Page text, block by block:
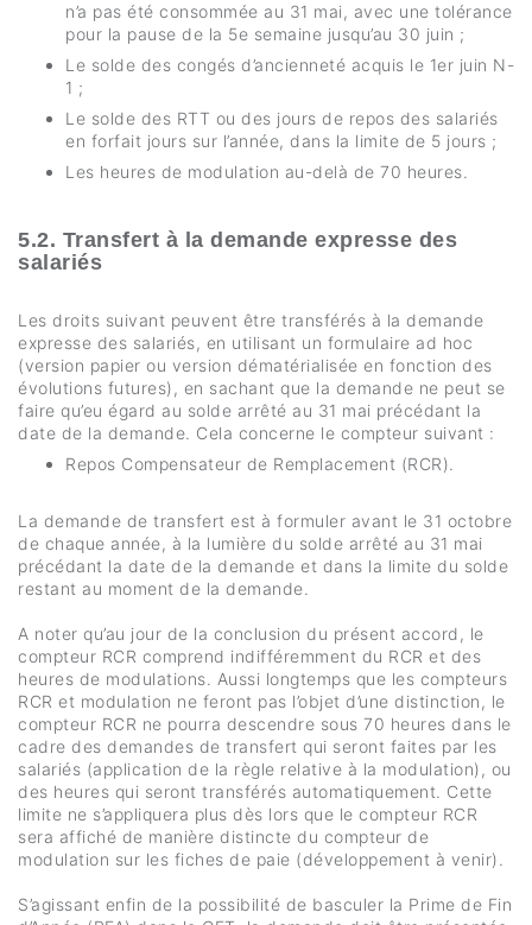
n’a pas été consommée au 31 mai, avec une tolérance
pour la pause de la 5e semaine jusqu’au 30 juin ;
Le solde des congés d’ancienneté acquis le 1er juin N-
1 ;
Le solde des RTT ou des jours de repos des salariés
en forfait jours sur l’année, dans la limite de 5 jours ;
Les heures de modulation au-delà de 70 heures.
5.2. Transfert à la demande expresse des
salariés
Les droits suivant peuvent être transférés à la demande
expresse des salariés, en utilisant un formulaire ad hoc
(version papier ou version dématérialisée en fonction des
évolutions futures), en sachant que la demande ne peut se
faire qu’eu égard au solde arrêté au 31 mai précédant la
date de la demande. Cela concerne le compteur suivant :
Repos Compensateur de Remplacement (RCR).
La demande de transfert est à formuler avant le 31 octobre
de chaque année, à la lumière du solde arrêté au 31 mai
précédant la date de la demande et dans la limite du solde
restant au moment de la demande.
A noter qu’au jour de la conclusion du présent accord, le
compteur RCR comprend indifféremment du RCR et des
heures de modulations. Aussi longtemps que les compteurs
RCR et modulation ne feront pas l’objet d’une distinction, le
compteur RCR ne pourra descendre sous 70 heures dans le
cadre des demandes de transfert qui seront faites par les
salariés (application de la règle relative à la modulation), ou
des heures qui seront transférés automatiquement. Cette
limite ne s’appliquera plus dès lors que le compteur RCR
sera affiché de manière distincte du compteur de
modulation sur les fiches de paie (développement à venir).
S’agissant enfin de la possibilité de basculer la Prime de Fin